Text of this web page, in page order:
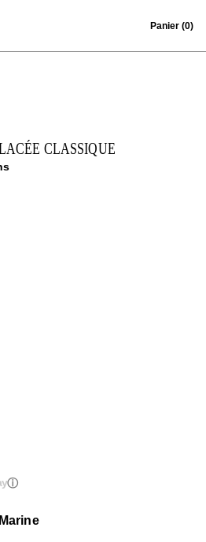
Panier (0)
CLASSIQUE
ⓘ